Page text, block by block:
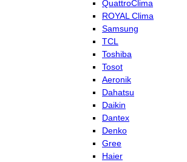
QuattroClima
ROYAL Clima
Samsung
TCL
Toshiba
Tosot
Aeronik
Dahatsu
Daikin
Dantex
Denko
Gree
Haier